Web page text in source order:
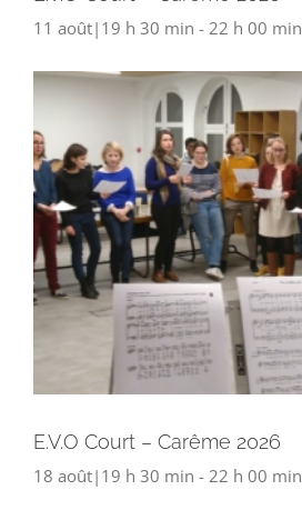
11 août|19 h 30 min - 22 h 00 min
E.V.O Court – Carême 2026
18 août|19 h 30 min - 22 h 00 min